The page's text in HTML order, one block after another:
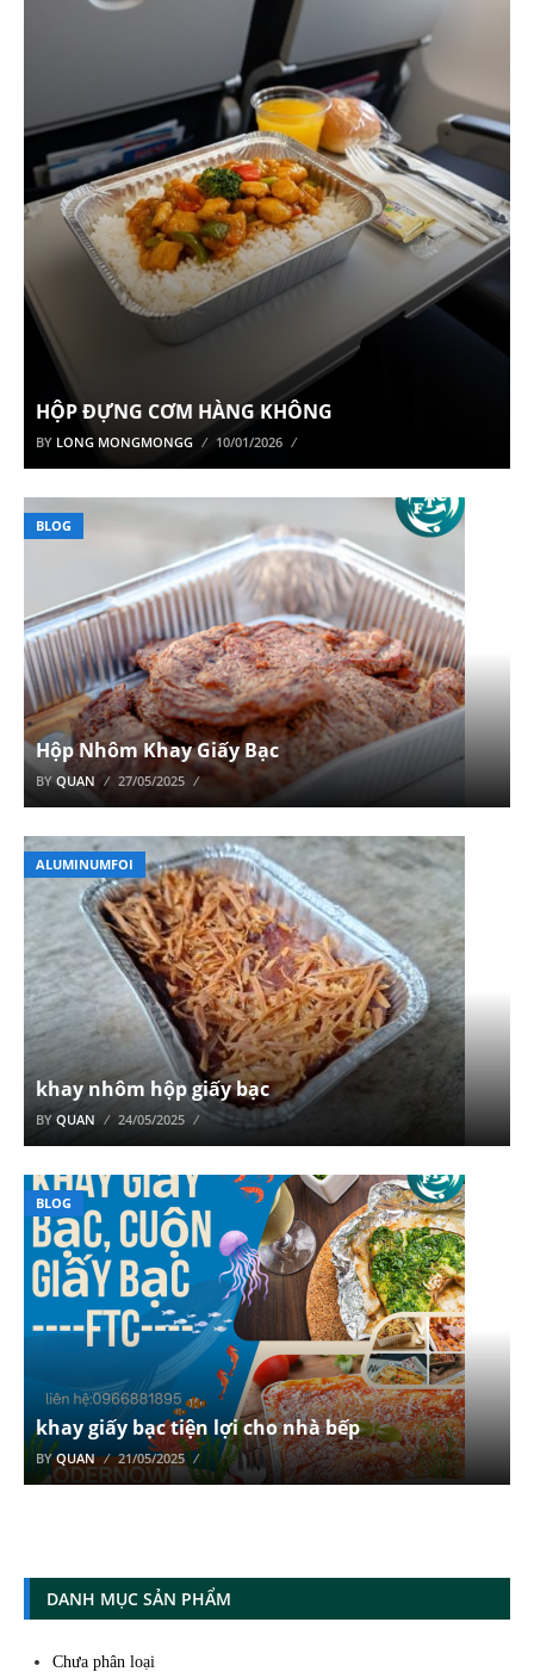
HỘP ĐỰNG CƠM HÀNG KHÔNG
BY LONG MONGMONGG 10/01/2026
BLOG
Hộp Nhôm Khay Giấy Bạc
BYQUAN 27/05/2025
ALUMINUMFOI
khay nhôm hộp giấy bạc
BYQUAN 24/05/2025
BLOG
khay giấy bạc tiện lợi cho nhà bếp
BYQUAN 21/05/2025
DANH MỤC SẢN PHẨM
Chưa phân loại